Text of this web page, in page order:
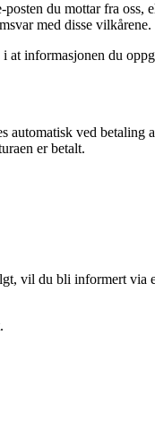
du mottar fra
med disse vilkårene.
informasjonen du
ved
er betalt.
vil du bli informert via